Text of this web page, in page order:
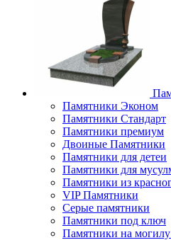
Памятники Эконом
Памятники Стандарт
Памятники премиум
Двоиные Памятники
Памятники для детеи
Памятники для
Памятники из
VIP Памятники
Серые памятники
Памятники под ключ
Памятники на